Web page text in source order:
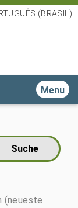
(BRASIL)
Toggle
(neueste